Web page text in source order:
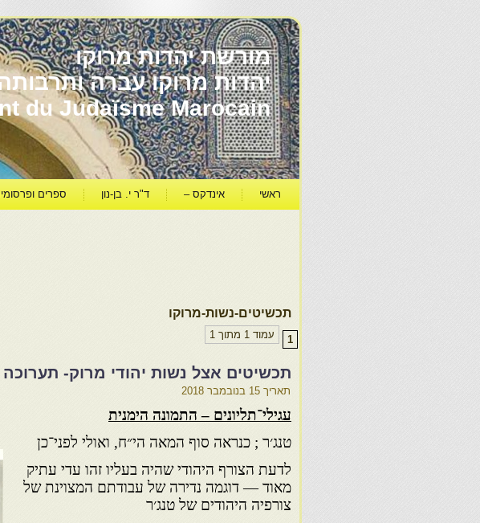
מורשת יהדות מרוקו
du Judaïsme Marocain
ראשי אינדקס – ד"ר י. בן-נון ספרים
תכשיטים-נשות-מרוקו
עמוד 1 מתוך 1 1
תכשיטים אצל נשות יהודי מרוק- תערוכה
תאריך 15 בנובמבר 2018
עגילי־תליונים – התמונה הימנית
טנג׳ר ; כנראה סוף המאה הי״ח, ואולי לפני־כן
לדעת הצורף היהודי שהיה בעליו זהו עדי עתיק
מאוד — דוגמה נדירה של עבודתם המצוינת של
צורפיה היהודים של טנג׳ר